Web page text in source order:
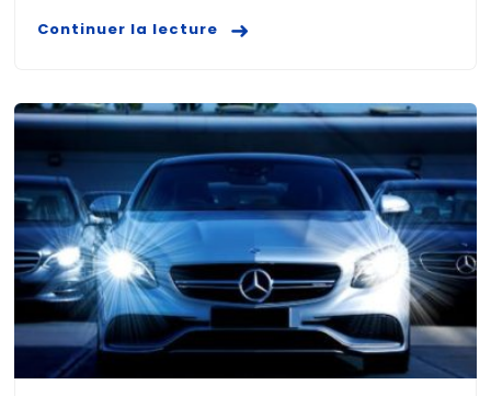
Continuer la lecture